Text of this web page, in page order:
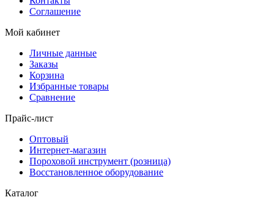
Соглашение
Мой кабинет
Личные данные
Заказы
Корзина
Избранные товары
Сравнение
Прайс-лист
Оптовый
Интернет-магазин
Пороховой инструмент (розница)
Восстановленное оборудование
Каталог